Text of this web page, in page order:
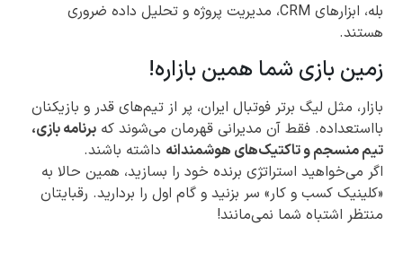
بله، ابزارهای CRM، مدیریت پروژه و تحلیل داده ضروری
هستند.
زمین بازی شما همین بازاره!
بازار، مثل لیگ برتر فوتبال ایران، پر از تیم‌های قدر و بازیکنان
بااستعداده. فقط آن مدیرانی قهرمان می‌شوند که برنامه بازی،
تیم منسجم و تاکتیک‌های هوشمندانه داشته باشند.
اگر می‌خواهید استراتژی برنده خود را بسازید، همین حالا به
«کلینیک کسب و کار» سر بزنید و گام اول را بردارید. رقبایتان
منتظر اشتباه شما نمی‌مانند!